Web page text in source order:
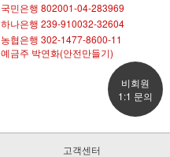
국민은행 802001-04-283969
하나은행 239-910032-32604
농협은행 302-1477-8600-11
예금주 박연화(안전만들기)
비회원
1:1 문의
고객센터